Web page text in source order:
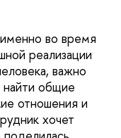
во время
реализации
важно
общие
отношения и
хочет